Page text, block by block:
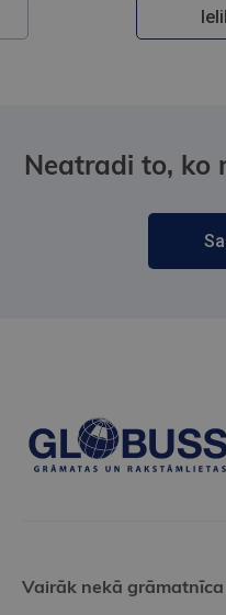
Neatradi to, ko
Vairāk nekā grāmatnīca